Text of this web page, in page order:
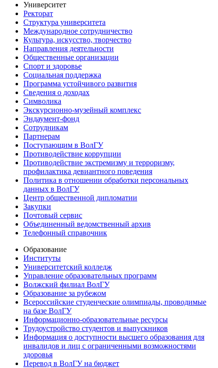
Университет
Ректорат
Структура университета
Международное сотрудничество
Культура, искусство, творчество
Направления деятельности
Общественные организации
Спорт и здоровье
Социальная поддержка
Программа устойчивого развития
Сведения о доходах
Символика
Экскурсионно-музейный комплекс
Эндаумент-фонд
Сотрудникам
Партнерам
Поступающим в ВолГУ
Противодействие коррупции
Противодействие экстремизму и терроризму,
профилактика девиантного поведения
Политика в отношении обработки персональных
данных в ВолГУ
Центр общественной дипломатии
Закупки
Почтовый сервис
Объединенный ведомственный архив
Телефонный справочник
Образование
Институты
Университетский колледж
Управление образовательных программ
Волжский филиал ВолГУ
Образование за рубежом
Всероссийские студенческие олимпиады, проводимые
на базе ВолГУ
Информационно-образовательные ресурсы
Трудоустройство студентов и выпускников
Информация о доступности высшего образования для
инвалидов и лиц с ограниченными возможностями
здоровья
Перевод в ВолГУ на бюджет